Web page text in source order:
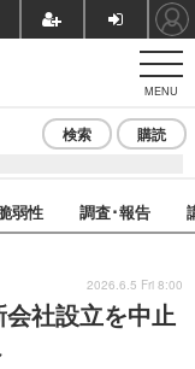
MENU
検索 購読
弱性 調査･報告
社設立を中止
2026.6.5 Fri 8:00